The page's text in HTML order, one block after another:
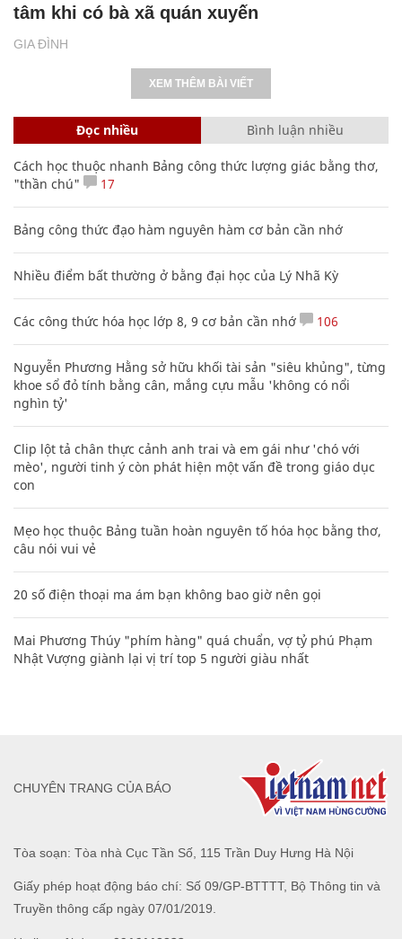
GIA ĐÌNH
tâm khi có bà xã quán xuyến
XEM THÊM BÀI VIẾT
Đọc nhiều Bình luận nhiều
Cách học thuộc nhanh Bảng công thức lượng giác bằng thơ,
"thần chú"
17
Bảng công thức đạo hàm nguyên hàm cơ bản cần nhớ
Nhiều điểm bất thường ở bằng đại học của Lý Nhã Kỳ
Các công thức hóa học lớp 8, 9 cơ bản cần nhớ 106
Nguyễn Phương Hằng sở hữu khối tài sản "siêu khủng", từng
khoe sổ đỏ tính bằng cân, mắng cựu mẫu 'không có nổi
nghìn tỷ'
Clip lột tả chân thực cảnh anh trai và em gái như 'chó với
mèo', người tinh ý còn phát hiện một vấn đề trong giáo dục
con
Mẹo học thuộc Bảng tuần hoàn nguyên tố hóa học bằng thơ,
câu nói vui vẻ
20 số điện thoại ma ám bạn không bao giờ nên gọi
Mai Phương Thúy "phím hàng" quá chuẩn, vợ tỷ phú Phạm
Nhật Vượng giành lại vị trí top 5 người giàu nhất
Tòa soạn: Tòa nhà Cục Tần Số, 115 Trần Duy Hưng Hà Nội
Giấy phép hoạt động báo chí: Số 09/GP-BTTTT, Bộ Thông tin và
Truyền thông cấp ngày 07/01/2019.
CHUYÊN TRANG CỦA BÁO